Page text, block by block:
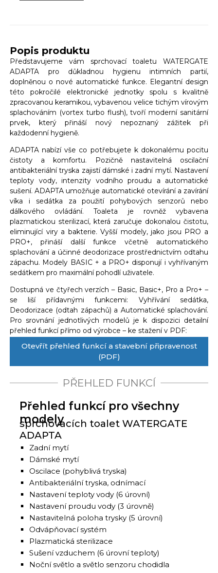
Popis produktu
Představujeme vám sprchovací toaletu WATERGATE
ADAPTA pro důkladnou hygienu intimních partií,
doplněnou o nové automatické funkce. Elegantní design
této pokročilé elektronické jednotky spolu s kvalitně
zpracovanou keramikou, vybavenou velice tichým vírovým
splachováním (vortex turbo flush), tvoří moderní sanitární
prvek, který přináší nový nepoznaný zážitek při
každodenní hygieně.
ADAPTA nabízí vše co potřebujete k dokonalému pocitu
čistoty a komfortu. Pozičně nastavitelná oscilační
antibakteriální tryska zajistí dámské i zadní mytí. Nastavení
teploty vody, intenzity vodního proudu a automatické
sušení. ADAPTA umožňuje automatické otevírání a zavírání
víka i sedátka za použití pohybových senzorů nebo
dálkového ovládání. Toaleta je rovněž vybavena
plazmatickou sterilizací, která zaručuje dokonalou čistotu,
eliminující viry a bakterie. Vyšší modely, jako jsou PRO a
PRO+, přináší další funkce včetně automatického
splachování a účinné deodorizace prostřednictvím odtahu
zápachu. Modely BASIC + a PRO+ disponují i vyhřívaným
sedátkem pro maximální pohodlí uživatele.
Dostupná ve čtyřech verzích – Basic, Basic+, Pro a Pro+ –
se liší přídavnými funkcemi: Vyhřívání sedátka,
Deodorizace (odtah zápachů) a Automatické splachování.
Pro srovnání jednotlivých modelů je k dispozici detailní
přehled funkcí přímo od výrobce – ke stažení v PDF:
Otevřít přehled funkcí a stavební připravenost
(PDF)
PŘEHLED FUNKCÍ
Přehled funkcí pro všechny
modely
sprchovacích toalet WATERGATE
ADAPTA
Zadní mytí
Dámské mytí
Oscilace (pohyblivá tryska)
Antibakteriální tryska, odnímací
Nastavení teploty vody (6 úrovní)
Nastavení proudu vody (3 úrovně)
Nastavitelná poloha trysky (5 úrovní)
Odvápňovací systém
Plazmatická sterilizace
Sušení vzduchem (6 úrovní teploty)
Noční světlo a světlo senzoru chodidla